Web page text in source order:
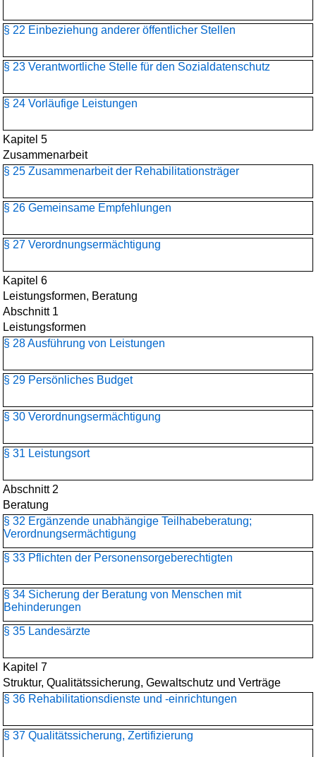
§ 22 Einbeziehung anderer öffentlicher Stellen
§ 23 Verantwortliche Stelle für den Sozialdatenschutz
§ 24 Vorläufige Leistungen
Kapitel 5
Zusammenarbeit
§ 25 Zusammenarbeit der Rehabilitationsträger
§ 26 Gemeinsame Empfehlungen
§ 27 Verordnungsermächtigung
Kapitel 6
Leistungsformen, Beratung
Abschnitt 1
Leistungsformen
§ 28 Ausführung von Leistungen
§ 29 Persönliches Budget
§ 30 Verordnungsermächtigung
§ 31 Leistungsort
Abschnitt 2
Beratung
§ 32 Ergänzende unabhängige Teilhabeberatung;
Verordnungsermächtigung
§ 33 Pflichten der Personensorgeberechtigten
§ 34 Sicherung der Beratung von Menschen mit
Behinderungen
§ 35 Landesärzte
Kapitel 7
Struktur, Qualitätssicherung, Gewaltschutz und Verträge
§ 36 Rehabilitationsdienste und -einrichtungen
§ 37 Qualitätssicherung, Zertifizierung